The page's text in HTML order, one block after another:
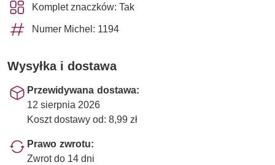
Komplet znaczków: Tak
Numer Michel: 1194
Wysyłka i dostawa
Przewidywana dostawa:
12 sierpnia 2026
Koszt dostawy od: 8,99 zł
Prawo zwrotu:
Zwrot do 14 dni